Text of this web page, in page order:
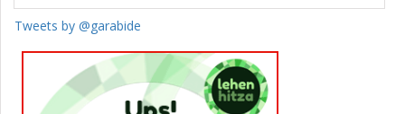
Tweets by @garabide